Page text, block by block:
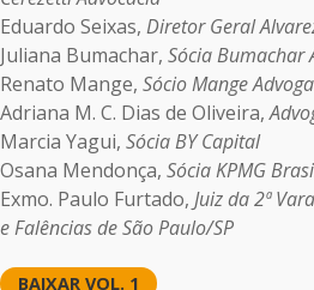
Eduardo Seixas, Diretor Geral
Juliana Bumachar, Sócia Bumachar
Renato Mange, Sócio Mange
Adriana M. C. Dias de Oliveira,
Marcia Yagui, Sócia BY Capital
Osana Mendonça, Sócia KPMG
Exmo. Paulo Furtado, Juiz da 2ª
e Falências de São Paulo/SP
BAIXAR VOL. 1